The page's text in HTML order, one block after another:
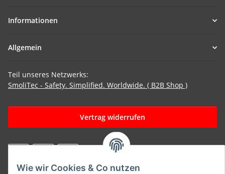
Wie wir Cookies & Co nutzen
Informationen
Allgemein
Teil unseres Netzwerks:
SmoliTec - Safety. Simplified. Worldwide. ( B2B Shop )
Vertrag widerrufen